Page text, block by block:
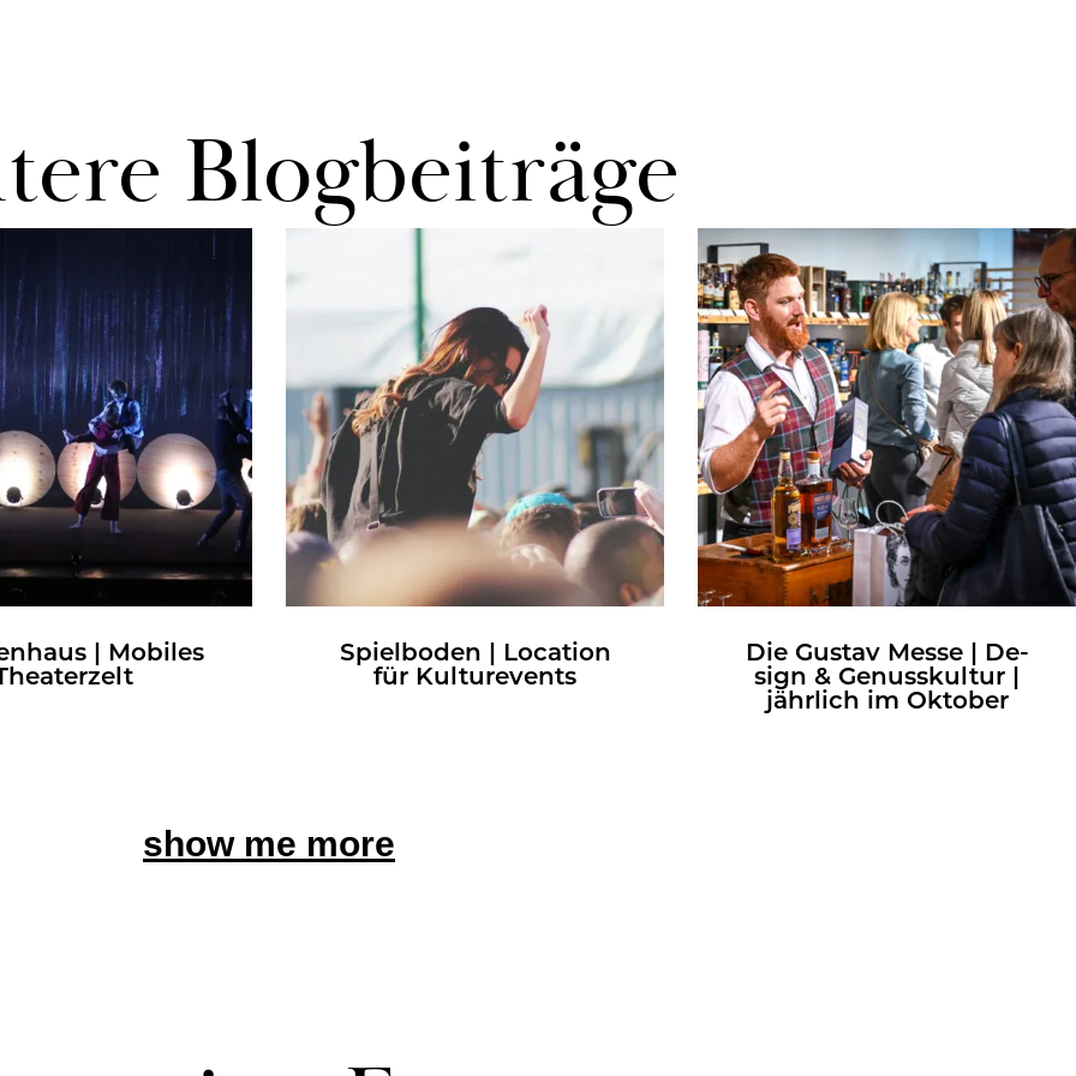
Blog­bei­trä­ge
| Mo­bi­les
Spiel­bo­den | Lo­ca­ti­on
für Kul­tur­events
Die Gus­tav Messe | De­
sign & Ge­nuss­kul­tur |
jähr­lich im Ok­to­ber
show me more